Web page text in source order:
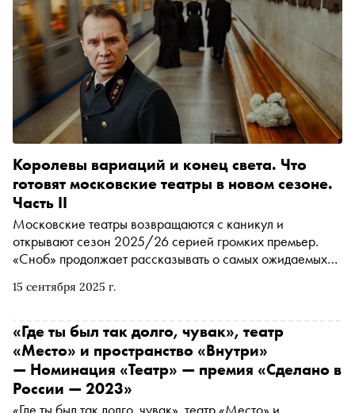
15 сентября 2025 г.
Королевы вариаций и конец света. Что
готовят московские театры в новом сезоне.
Часть II
Московские театры возвращаются с каникул и
открывают сезон 2025/26 серией громких премьер.
«Сноб» продолжает рассказывать о самых ожидаемых
«Где ты был так долго, чувак», театр
«Место» и пространство «Внутри»
— Номинация «Театр» — премия «Сделано в
России — 2023»